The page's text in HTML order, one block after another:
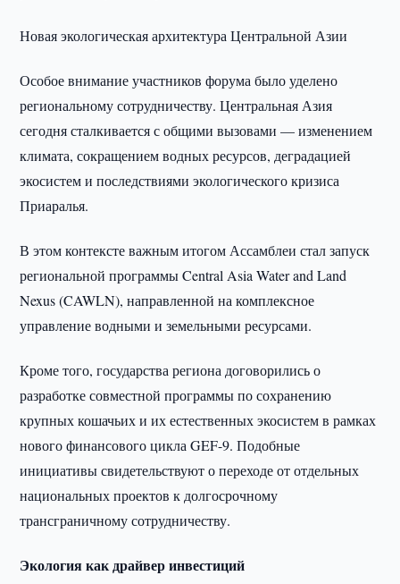
Новая экологическая архитектура Центральной Азии
Особое внимание участников форума было уделено
региональному сотрудничеству. Центральная Азия
сегодня сталкивается с общими вызовами — изменением
климата, сокращением водных ресурсов, деградацией
экосистем и последствиями экологического кризиса
Приаралья.
В этом контексте важным итогом Ассамблеи стал запуск
региональной программы Central Asia Water and Land
Nexus (CAWLN), направленной на комплексное
управление водными и земельными ресурсами.
Кроме того, государства региона договорились о
разработке совместной программы по сохранению
крупных кошачьих и их естественных экосистем в рамках
нового финансового цикла GEF-9. Подобные
инициативы свидетельствуют о переходе от отдельных
национальных проектов к долгосрочному
трансграничному сотрудничеству.
Экология как драйвер инвестиций